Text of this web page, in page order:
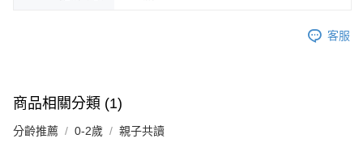
客服
商品相關分類 (1)
分齡推薦 0-2歲 親子共讀